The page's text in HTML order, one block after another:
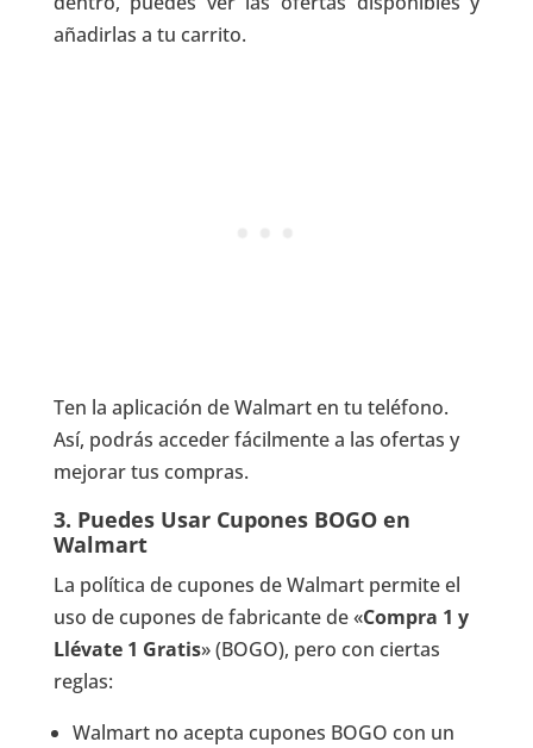
añadirlas a tu carrito.
Ten la aplicación de Walmart en tu teléfono.
Así, podrás acceder fácilmente a las ofertas y
mejorar tus compras.
3. Puedes Usar Cupones BOGO en
Walmart
La política de cupones de Walmart permite el
uso de cupones de fabricante de «Compra 1 y
Llévate 1 Gratis» (BOGO), pero con ciertas
reglas:
Walmart no acepta cupones BOGO con un